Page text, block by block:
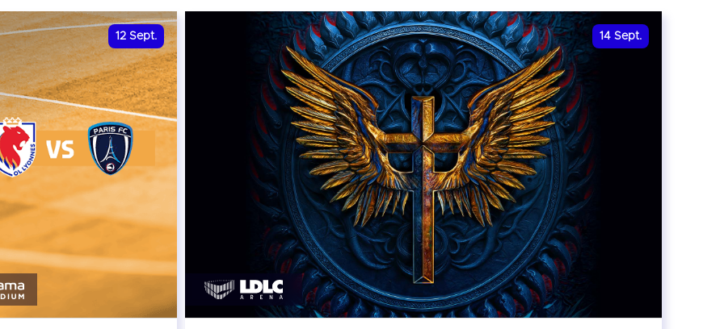
12 Sept. 14 Sept.